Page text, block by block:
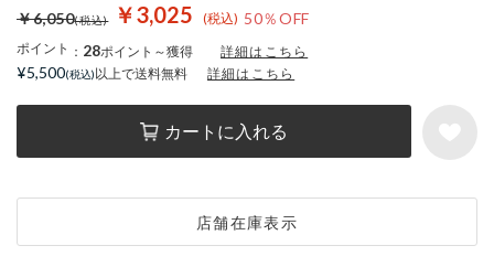
￥3,025 50％OFF
￥6,050
ポイント ： 28ポイント～獲得 詳細はこちら
カートに入れる
店舗在庫表示
¥5,500 以上で送料無料 詳細はこちら